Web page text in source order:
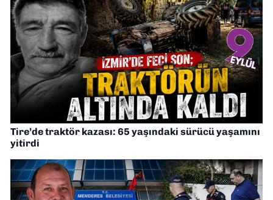
Tire’de traktör kazası: 65 yaşındaki sürücü yaşamını
yitirdi